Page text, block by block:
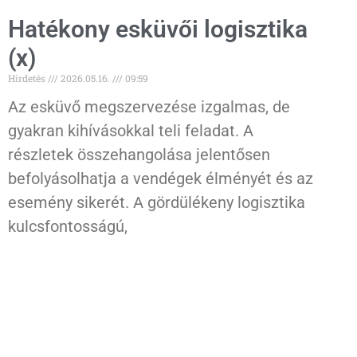
Hatékony esküvői logisztika
(x)
Hirdetés 2026.05.16. 09:59
Az esküvő megszervezése izgalmas, de
gyakran kihívásokkal teli feladat. A
részletek összehangolása jelentősen
befolyásolhatja a vendégek élményét és az
esemény sikerét. A gördülékeny logisztika
kulcsfontosságú,